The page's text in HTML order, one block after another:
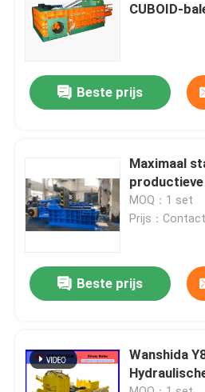
Over ons
fabriekstour
Neem contact met ons op
Nieuws
Gevallen
Industriële Persmachine
CUBOID-
Beste prijs
Maximaal
MOQ：1 set
Prijs：
Beste prijs
Wanshida